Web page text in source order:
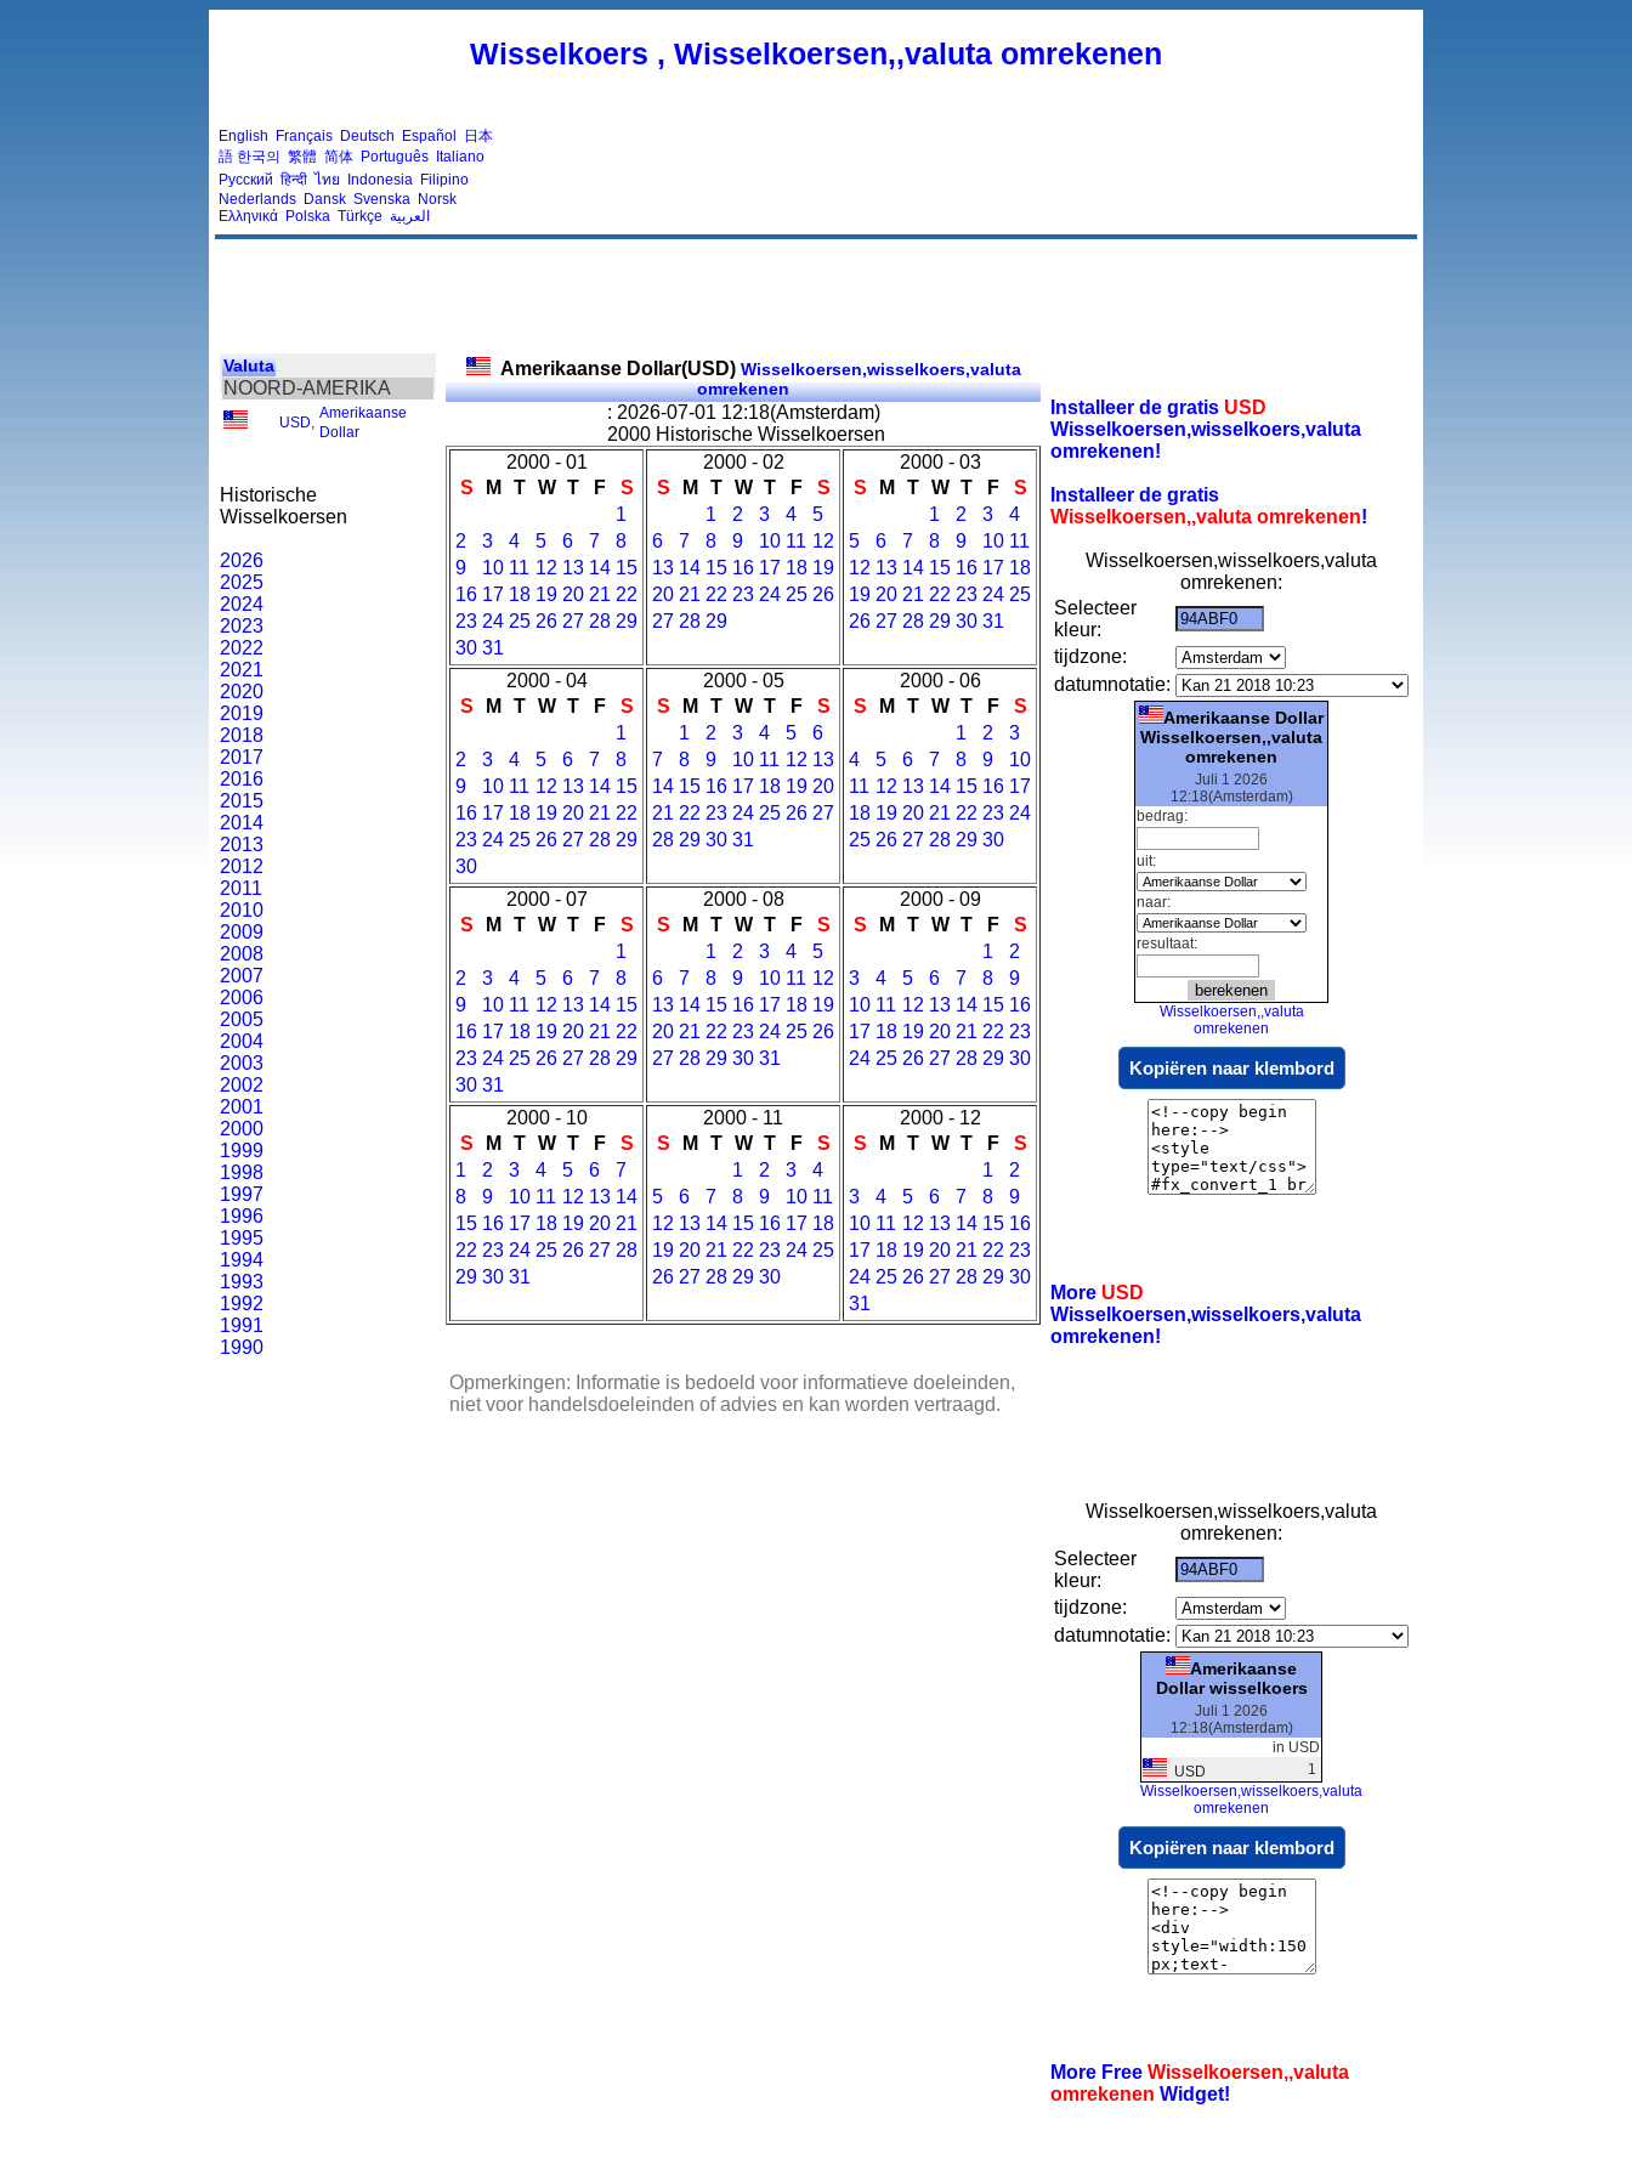
Wisselkoers , Wisselkoersen,,valuta omrekenen
English Français Deutsch Español
日本
語 한국의 繁體 简体 Português Italiano
Русский हिन्दी ไทย Indonesia Filipino
Nederlands Dansk Svenska Norsk
Ελληνικά Polska Türkçe العربية
Valuta
NOORD-AMERIKA
USD
Amerikaanse
Dollar
Historische
Wisselkoersen
2026
2025
2024
2023
2022
2021
2020
2019
2018
2017
2016
2015
2014
2013
2012
2011
2010
2009
2008
2007
2006
2005
2004
2003
2002
2001
2000
1999
1998
1997
1996
1995
1994
1993
1992
1991
1990
Amerikaanse Dollar(USD)Wisselkoersen,wisselkoers,valuta
omrekenen
: 2026-07-01 12:18(Amsterdam)
2000 Historische Wisselkoersen
2000 - 01
S
M T W T F
S
1
2
3 4 5 6 7
8
9
10 11 12 13 14 15
16 17 18 19 20 21 22
23 24 25 26 27 28 29
30 31
2000 - 02
S
M T W T F
S
1
2 3 4
5
6
7 8 9 10 11 12
13 14 15 16 17 18 19
20 21 22 23 24 25 26
27 28 29
2000 - 03
S
M T W T F
S
1
2 3
4
5
6 7 8 9 10 11
12 13 14 15 16 17 18
19 20 21 22 23 24 25
26 27 28 29 30 31
2000 - 04
S
M T W T F
S
1
2
3 4 5 6 7
8
9
10 11 12 13 14 15
16 17 18 19 20 21 22
23 24 25 26 27 28 29
30
2000 - 05
S
M T W T F
S
1
2 3 4 5
6
7
8 9 10 11 12 13
14 15 16 17 18 19 20
21 22 23 24 25 26 27
28 29 30 31
2000 - 06
S
M T W T F
S
1
2
3
4
5 6 7 8 9
10
11 12 13 14 15 16 17
18 19 20 21 22 23 24
25 26 27 28 29 30
2000 - 07
S
M T W T F
S
1
2
3 4 5 6 7
8
9
10 11 12 13 14 15
16 17 18 19 20 21 22
23 24 25 26 27 28 29
30 31
2000 - 08
S
M T W T F
S
1
2 3 4
5
6
7 8 9 10 11 12
13 14 15 16 17 18 19
20 21 22 23 24 25 26
27 28 29 30 31
2000 - 09
S
M T W T F
S
1
2
3
4 5 6 7 8
9
10 11 12 13 14 15 16
17 18 19 20 21 22 23
24 25 26 27 28 29 30
2000 - 10
S
M T W T F
S
1
2 3 4 5 6
7
8
9 10 11 12 13 14
15 16 17 18 19 20 21
22 23 24 25 26 27 28
29 30 31
2000 - 11
S
M T W T F
S
1
2 3
4
5
6 7 8 9 10 11
12 13 14 15 16 17 18
19 20 21 22 23 24 25
26 27 28 29 30
2000 - 12
S
M T W T F
S
1
2
3
4 5 6 7 8
9
10 11 12 13 14 15 16
17 18 19 20 21 22 23
24 25 26 27 28 29 30
31
Opmerkingen: Informatie is bedoeld voor informatieve doeleinden,
niet voor handelsdoeleinden of advies en kan worden vertraagd.
Installeer de gratis USD
Wisselkoersen,wisselkoers,valuta
omrekenen!
Installeer de gratis
Wisselkoersen,,valuta omrekenen!
Wisselkoersen,wisselkoers,valuta
omrekenen:
Selecteer
kleur:
tijdzone:
datumnotatie:
Amerikaanse Dollar
Wisselkoersen,,valuta
omrekenen
Juli 1 2026
12:18(Amsterdam)
bedrag:
uit:
naar:
resultaat:
Wisselkoersen,,valuta
omrekenen
Kopiëren naar klembord
More USD
Wisselkoersen,wisselkoers,valuta
omrekenen!
Wisselkoersen,wisselkoers,valuta
omrekenen:
Selecteer
kleur:
tijdzone:
datumnotatie:
Amerikaanse
Dollar wisselkoers
Juli 1 2026
12:18(Amsterdam)
in USD
USD
1
Wisselkoersen,wisselkoers,valuta
omrekenen
Kopiëren naar klembord
More Free Wisselkoersen,,valuta
omrekenen Widget!